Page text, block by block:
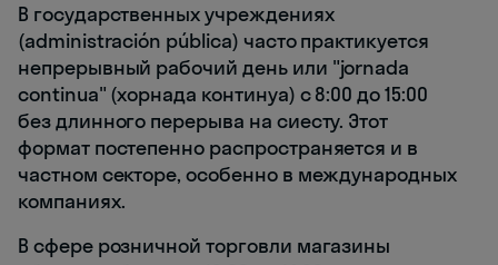
В государственных учреждениях
(administración pública) часто практикуется
непрерывный рабочий день или "jornada
continua" (хорнада континуа) с 8:00 до 15:00
без длинного перерыва на сиесту. Этот
формат постепенно распространяется и в
частном секторе, особенно в международных
компаниях.
В сфере розничной торговли магазины